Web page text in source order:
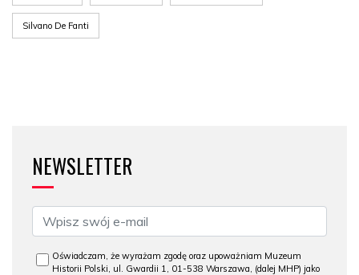
Silvano De Fanti
NEWSLETTER
Oświadczam, że wyrażam zgodę oraz upoważniam Muzeum
Historii Polski, ul. Gwardii 1, 01-538 Warszawa, (dalej MHP) jako